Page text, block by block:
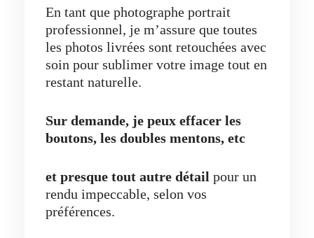
En tant que photographe portrait
professionnel, je m’assure que toutes
les photos livrées sont retouchées avec
soin pour sublimer votre image tout en
restant naturelle.
Sur demande, je peux effacer les
boutons, les doubles mentons, etc
et presque tout autre détail pour un
rendu impeccable, selon vos
préférences.